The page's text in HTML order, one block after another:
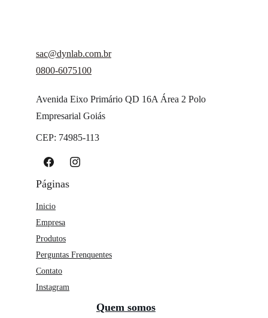
sac@dynlab.com.br
0800-6075100
Avenida Eixo Primário QD 16A Área 2 Polo
Empresarial Goiás
CEP: 74985-113
Quem somos
Páginas
Inicio
Empresa
Produtos
Perguntas Frenquentes
Contato
Instagram